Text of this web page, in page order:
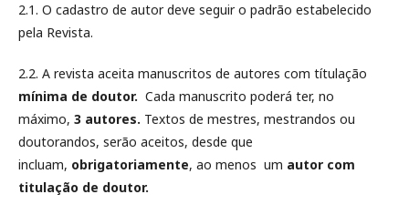
2.1. O cadastro de autor deve seguir o padrão estabelecido
pela Revista.
2.2. A revista aceita manuscritos de autores com títulação
mínima de doutor. Cada manuscrito poderá ter, no
máximo, 3 autores. Textos de mestres, mestrandos ou
doutorandos, serão aceitos, desde que
incluam, obrigatoriamente, ao menos um autor com
titulação de doutor.